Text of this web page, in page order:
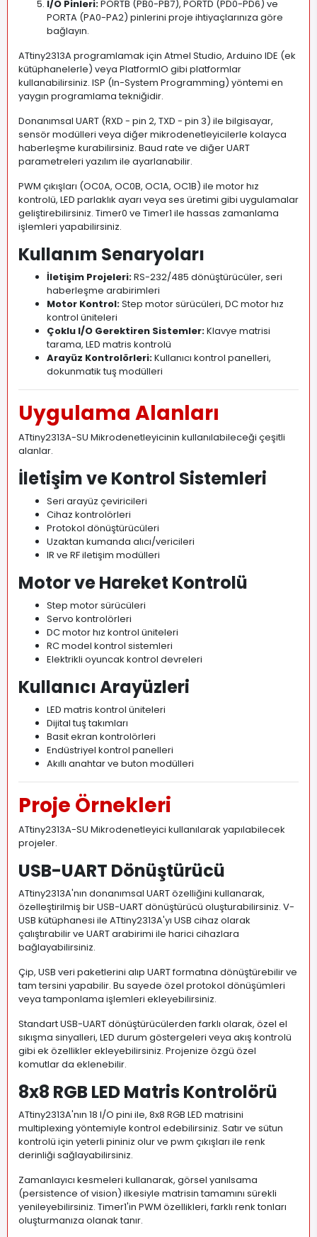
I/O Pinleri:PORTB (PB0-PB7), PORTD (PD0-PD6) ve
PORTA (PA0-PA2) pinlerini proje ihtiyaçlarınıza göre
bağlayın.
ATtiny2313A programlamak için Atmel Studio, Arduino IDE (ek
kütüphanelerle) veya PlatformIO gibi platformlar
kullanabilirsiniz. ISP (In-System Programming) yöntemi en
yaygın programlama tekniğidir.
Donanımsal UART (RXD - pin 2, TXD - pin 3) ile bilgisayar,
sensör modülleri veya diğer mikrodenetleyicilerle kolayca
haberleşme kurabilirsiniz. Baud rate ve diğer UART
parametreleri yazılım ile ayarlanabilir.
PWM çıkışları (OC0A, OC0B, OC1A, OC1B) ile motor hız
kontrolü, LED parlaklık ayarı veya ses üretimi gibi uygulamalar
geliştirebilirsiniz. Timer0 ve Timer1 ile hassas zamanlama
işlemleri yapabilirsiniz.
Kullanım Senaryoları
İletişim Projeleri:RS-232/485 dönüştürücüler, seri
haberleşme arabirimleri
Motor Kontrol:Step motor sürücüleri, DC motor hız
kontrol üniteleri
Çoklu I/O Gerektiren Sistemler:Klavye matrisi
tarama, LED matris kontrolü
Arayüz Kontrolörleri:Kullanıcı kontrol panelleri,
dokunmatik tuş modülleri
Uygulama Alanları
ATtiny2313A-SU Mikrodenetleyicinin kullanılabileceği çeşitli
alanlar.
İletişim ve Kontrol Sistemleri
Seri arayüz çeviricileri
Cihaz kontrolörleri
Protokol dönüştürücüleri
Uzaktan kumanda alıcı/vericileri
IR ve RF iletişim modülleri
Motor ve Hareket Kontrolü
Step motor sürücüleri
Servo kontrolörleri
DC motor hız kontrol üniteleri
RC model kontrol sistemleri
Elektrikli oyuncak kontrol devreleri
Kullanıcı Arayüzleri
LED matris kontrol üniteleri
Dijital tuş takımları
Basit ekran kontrolörleri
Endüstriyel kontrol panelleri
Akıllı anahtar ve buton modülleri
Proje Örnekleri
ATtiny2313A-SU Mikrodenetleyici kullanılarak yapılabilecek
projeler.
USB-UART Dönüştürücü
ATtiny2313A'nın donanımsal UART özelliğini kullanarak,
özelleştirilmiş bir USB-UART dönüştürücü oluşturabilirsiniz. V-
USB kütüphanesi ile ATtiny2313A'yı USB cihaz olarak
çalıştırabilir ve UART arabirimi ile harici cihazlara
bağlayabilirsiniz.
Çip, USB veri paketlerini alıp UART formatına dönüştürebilir ve
tam tersini yapabilir. Bu sayede özel protokol dönüşümleri
veya tamponlama işlemleri ekleyebilirsiniz.
Standart USB-UART dönüştürücülerden farklı olarak, özel el
sıkışma sinyalleri, LED durum göstergeleri veya akış kontrolü
gibi ek özellikler ekleyebilirsiniz. Projenize özgü özel
komutlar da eklenebilir.
8x8 RGB LED Matris Kontrolörü
ATtiny2313A'nın 18 I/O pini ile, 8x8 RGB LED matrisini
multiplexing yöntemiyle kontrol edebilirsiniz. Satır ve sütun
kontrolü için yeterli pininiz olur ve pwm çıkışları ile renk
derinliği sağlayabilirsiniz.
Zamanlayıcı kesmeleri kullanarak, görsel yanılsama
(persistence of vision) ilkesiyle matrisin tamamını sürekli
yenileyebilirsiniz. Timer1'in PWM özellikleri, farklı renk tonları
oluşturmanıza olanak tanır.